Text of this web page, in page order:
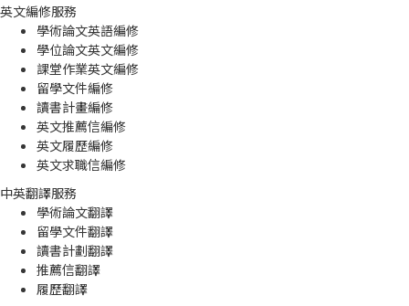
英文編修服務
學術論文英語編修
學位論文英文編修
課堂作業英文編修
留學文件編修
讀書計畫編修
英文推薦信編修
英文履歷編修
英文求職信編修
中英翻譯服務
學術論文翻譯
留學文件翻譯
讀書計劃翻譯
推薦信翻譯
履歷翻譯